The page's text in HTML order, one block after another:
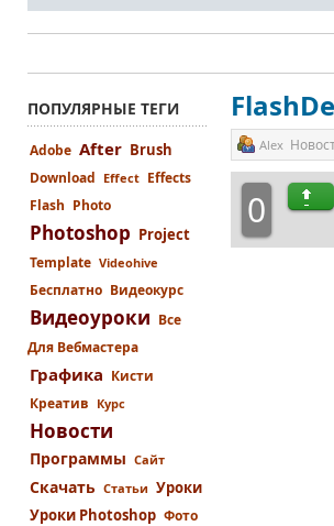
Alex
0
ПОПУЛЯРНЫЕ ТЕГИ
Adobe After Brush
Download Effect Effects
Flash Photo
Photoshop Project
Template Videohive
Бесплатно Видеокурс
Видеоуроки Все
Для Вебмастера
Графика Кисти
Креатив Курс
Новости
Программы Сайт
Скачать Статьи Уроки
Уроки Photoshop Фото